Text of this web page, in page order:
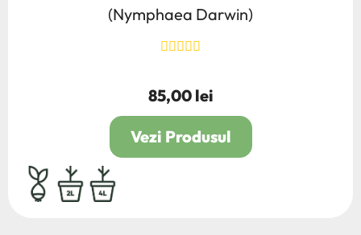
(Nymphaea Darwin)
Pret
85,00 lei
Vezi Produsul
bulb,rhizom,radacina
2L 4L